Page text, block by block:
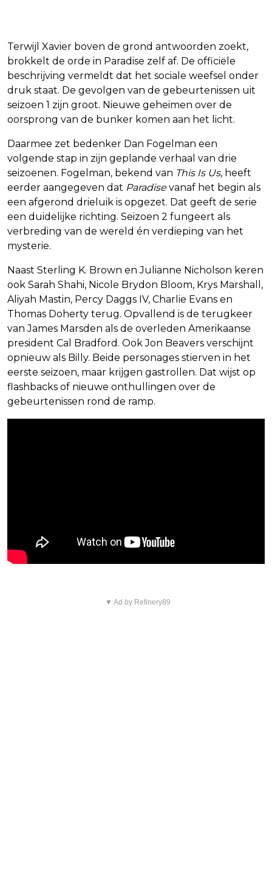
Terwijl Xavier boven de grond antwoorden zoekt,
brokkelt de orde in Paradise zelf af. De officiële
beschrijving vermeldt dat het sociale weefsel onder
druk staat. De gevolgen van de gebeurtenissen uit
seizoen 1 zijn groot. Nieuwe geheimen over de
oorsprong van de bunker komen aan het licht.
Daarmee zet bedenker Dan Fogelman een
volgende stap in zijn geplande verhaal van drie
seizoenen. Fogelman, bekend van This Is Us, heeft
eerder aangegeven dat Paradisevanaf het begin als
een afgerond drieluik is opgezet. Dat geeft de serie
een duidelijke richting. Seizoen 2 fungeert als
verbreding van de wereld én verdieping van het
mysterie.
Naast Sterling K. Brown en Julianne Nicholson keren
ook Sarah Shahi, Nicole Brydon Bloom, Krys Marshall,
Aliyah Mastin, Percy Daggs IV, Charlie Evans en
Thomas Doherty terug. Opvallend is de terugkeer
van James Marsden als de overleden Amerikaanse
president Cal Bradford. Ook Jon Beavers verschijnt
opnieuw als Billy. Beide personages stierven in het
eerste seizoen, maar krijgen gastrollen. Dat wijst op
flashbacks of nieuwe onthullingen over de
gebeurtenissen rond de ramp.
▼ Ad by Refinery89